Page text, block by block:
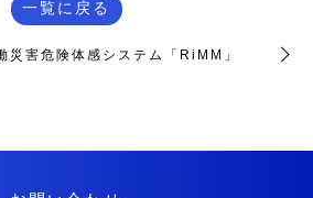
一覧に戻る
災害危険体感システム「RiMM」